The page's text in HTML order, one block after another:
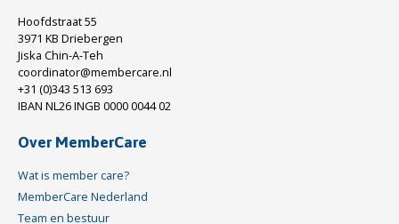
Hoofdstraat 55
3971 KB Driebergen
Jiska Chin-A-Teh
coordinator@membercare.nl
+31 (0)343 513 693
IBAN NL26 INGB 0000 0044 02
Over MemberCare
Wat is member care?
MemberCare Nederland
Team en bestuur